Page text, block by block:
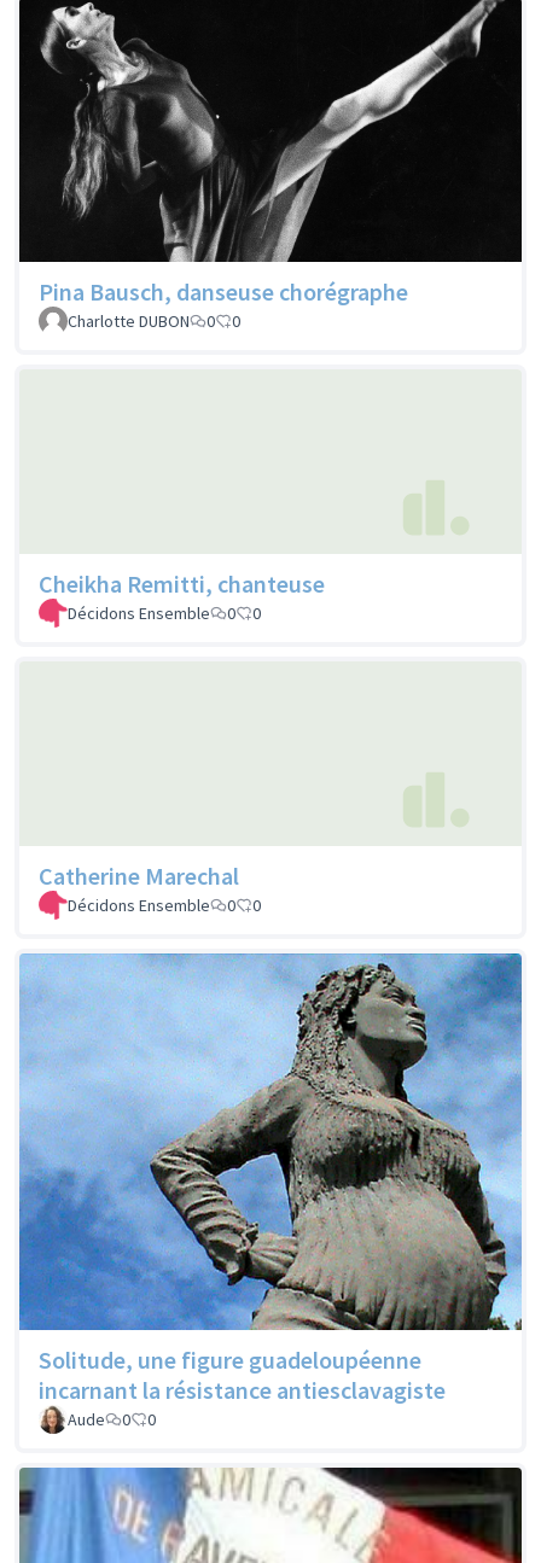
Pina Bausch, danseuse chorégraphe
Charlotte DUBON 0 0
Cheikha Remitti, chanteuse
Décidons Ensemble 0 0
Catherine Marechal
Décidons Ensemble 0 0
Solitude, une figure guadeloupéenne
incarnant la résistance antiesclavagiste
Aude 0 0